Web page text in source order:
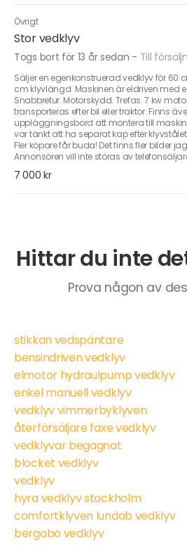
Övrigt
Stor vedklyv
Togs bort för 13 år sedan - Till
Säljer en egenkonstruerad vedklyv för 60
cm klyvlängd. Maskinen är eldriven med
Snabbretur. Motorskydd. Trefas. 7 kw
transporteras efter bil eller traktor. Finns
uppläggningsbord att montera till
var tänkt att ha separat kap efter
Fler köpare får buda! Det finns fler bilder
Annonsören vill inte störas av
7 000 kr
Hittar du inte
Prova någon av
stikkan vedspäntare
bensindriven vedklyv
elmotor hydraulpump vedklyv
enkel manuell vedklyv
vedklyv vimmerbyklyven
återförsäljare faxe vedklyv
vedklyvar begagnat
blocket vedklyv
vedklyv
hyra vedklyv stockholm
comfortklyven lundab vedklyv
bergabo vedklyv